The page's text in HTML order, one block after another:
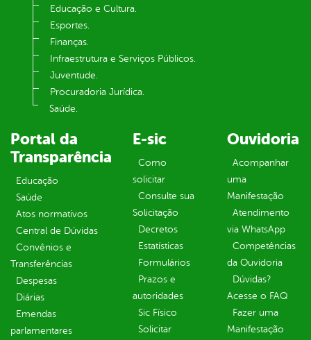
Educação e Cultura.
Esportes.
Finanças.
Infraestrutura e Serviços Públicos.
Juventude.
Procuradoria Jurídica.
Saúde.
Portal da
Transparência
Educação
Saúde
Atos normativos
Central de Dúvidas
Convênios e
Transferências
Despesas
Diárias
Emendas
parlamentares
E-sic
Como
solicitar
Consulte sua
Solicitação
Decretos
Estatísticas
Formulários
Prazos e
autoridades
Sic Físico
Solicitar
Ouvidoria
Acompanhar
uma
Manifestação
Atendimento
via WhatsApp
Competências
da Ouvidoria
Dúvidas?
Acesse o FAQ
Fazer uma
Manifestação